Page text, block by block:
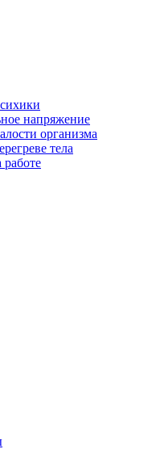
напряжение
организма
тела
работе